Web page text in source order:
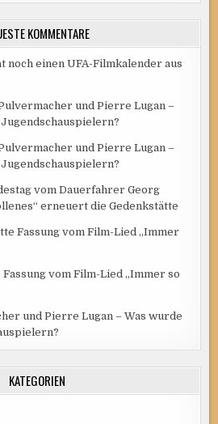
KOMMENTARE
noch einen UFA-Filmkalender aus
und Pierre Lugan –
und Pierre Lugan –
vom Dauerfahrer Georg
erneuert die Gedenkstätte
Fassung vom Film-Lied „Immer
vom Film-Lied „Immer so
und Pierre Lugan – Was wurde
KATEGORIEN